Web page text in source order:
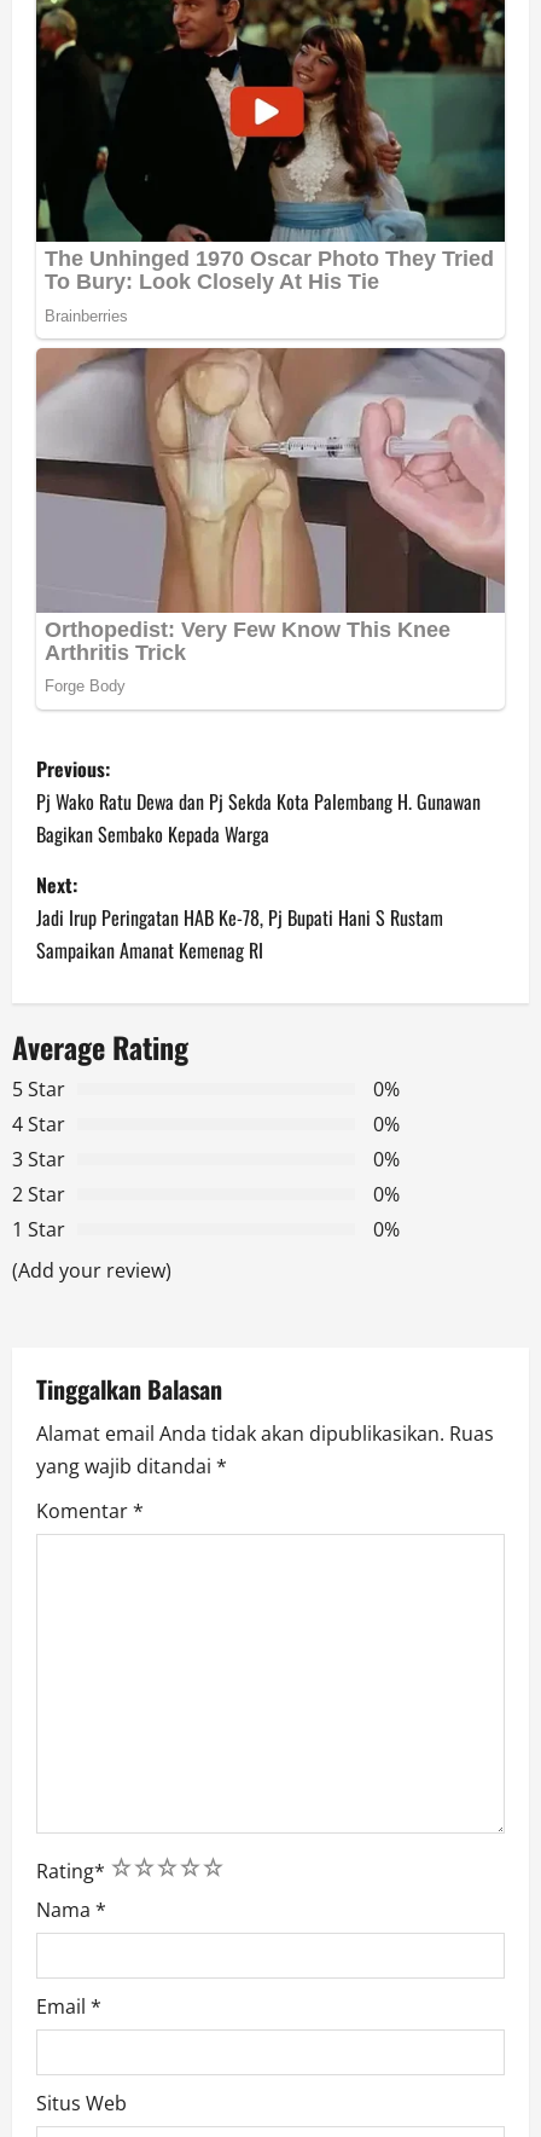
P
o
s
t
n
a
v
i
g
a
t
o
n
Previous:
Pj Wako Ratu Dewa dan Pj Sekda Kota Palembang H. Gunawan
Bagikan Sembako Kepada Warga
Next:
Jadi Irup Peringatan HAB Ke-78, Pj Bupati Hani S Rustam
Sampaikan Amanat Kemenag RI
Average Rating
5 Star
0%
4 Star
0%
3 Star
0%
2 Star
0%
1 Star
0%
(Add your review)
Tinggalkan Balasan
Alamat email Anda tidak akan dipublikasikan. Ruas
yang wajib ditandai *
Komentar*
Rating* 5
4
3
2
1
Nama *
Email *
Situs Web